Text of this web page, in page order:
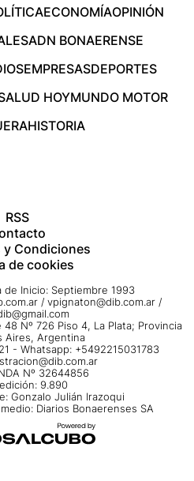
ECONOMÍAOPINIÓN
ADN BONAERENSE
EMPRESASDEPORTES
HOYMUNDO MOTOR
HISTORIA
RSS
y Condiciones
de cookies
Inicio: Septiembre 1993
/ vpignaton@dib.com.ar /
Nº 726 Piso 4, La Plata; Provincia
Aires, Argentina
- Whatsapp: +5492215031783
Nº 32644856
9.890
Gonzalo Julián Irazoqui
Diarios Bonaerenses SA